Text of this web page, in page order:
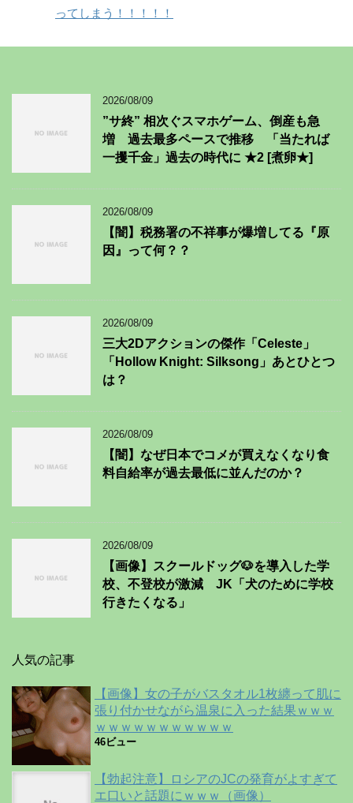
ってしまう！！！！！
2026/08/09
”サ終” 相次ぐスマホゲーム、倒産も急
増 過去最多ペースで推移 「当たれば
一攫千金」過去の時代に ★2 [煮卵★]
2026/08/09
【闇】税務署の不祥事が爆増してる『原
因』って何？？
2026/08/09
三大2Dアクションの傑作「Celeste」
「Hollow Knight: Silksong」あとひとつ
は？
2026/08/09
【闇】なぜ日本でコメが買えなくなり食
料自給率が過去最低に並んだのか？
2026/08/09
【画像】スクールドッグ🐶を導入した学
校、不登校が激減 JK「犬のために学校
行きたくなる」
人気の記事
【画像】女の子がバスタオル1枚纏って肌に
張り付かせながら温泉に入った結果ｗｗｗ
ｗｗｗｗｗｗｗｗｗｗｗ
46ビュー
【勃起注意】ロシアのJCの発育がよすぎて
エ口いと話題にｗｗｗ（画像）